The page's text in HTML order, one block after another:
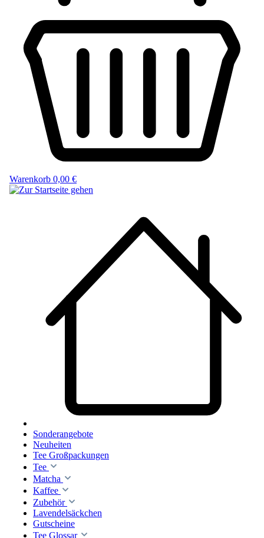
Warenkorb 0,00 €
Sonderangebote
Neuheiten
Tee Großpackungen
Tee
Matcha
Kaffee
Zubehör
Lavendelsäckchen
Gutscheine
Tee Glossar